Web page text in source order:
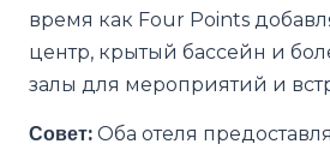
время как Four Points
центр, крытый бассейн и
залы для мероприятий и
Совет: Оба отеля